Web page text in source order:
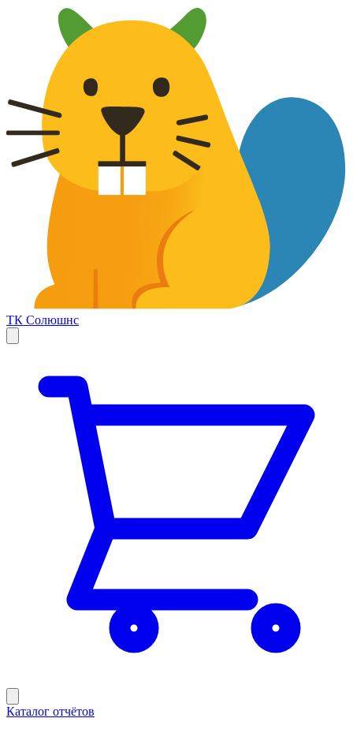
ТК Солюшнс
Каталог отчётов